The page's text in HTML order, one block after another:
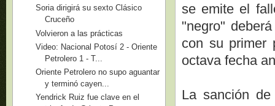
se emite el
"negro"
con su primer
octava fecha
La sanción
Soria dirigirá su sexto Clásico
Cruceño
Volvieron a las prácticas
Video: Nacional Potosí 2 - Oriente
Petrolero 1 - T...
Oriente Petrolero no supo aguantar
y terminó cayen...
Yendrick Ruiz fue clave en el